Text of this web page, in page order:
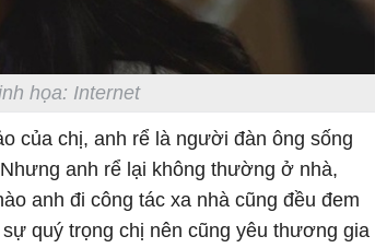
họa: Internet
của chị, anh rể là người đàn ông sống
anh rể lại không thường ở nhà,
anh đi công tác xa nhà cũng đều đem
quý trọng chị nên cũng yêu thương gia